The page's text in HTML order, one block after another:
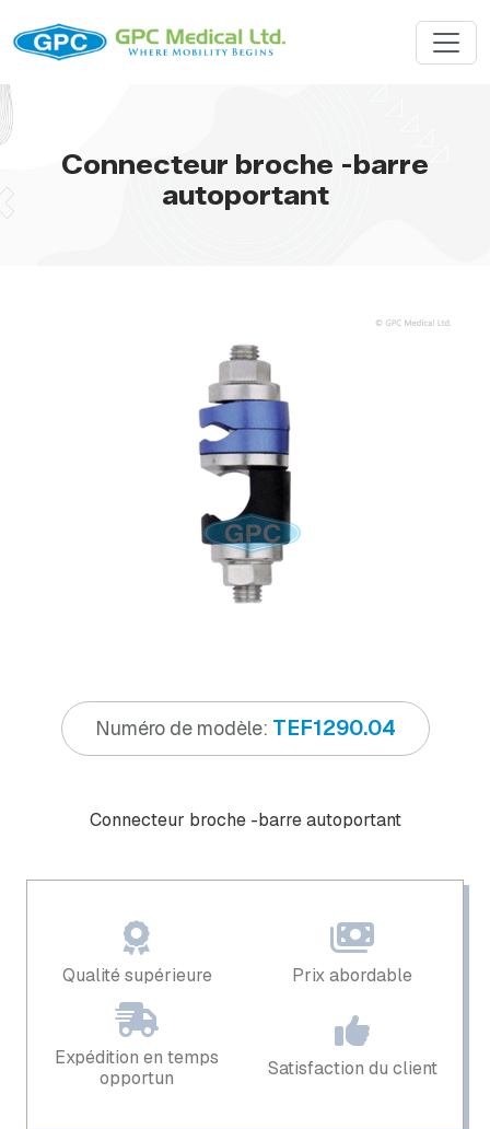
Connecteur broche -barre
autoportant
Numéro de modèle: TEF1290.04
Connecteur broche -barre autoportant
Qualité supérieure Prix ​​abordable
Expédition en temps
opportun
Satisfaction du client